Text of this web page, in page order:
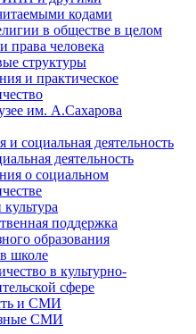
кодами
в обществе в целом
права человека
структуры
и практическое
им. А.Сахарова
и социальная деятельность
деятельность
о социальном
поддержка
образования
школе
в культурно-
сфере
и СМИ
СМИ